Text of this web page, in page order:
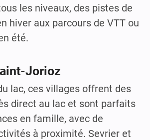
les niveaux, des pistes de
hiver aux parcours de VTT ou
été.
Jorioz
lac, ces villages offrent des
direct au lac et sont parfaits
en famille, avec de
à proximité. Sevrier et